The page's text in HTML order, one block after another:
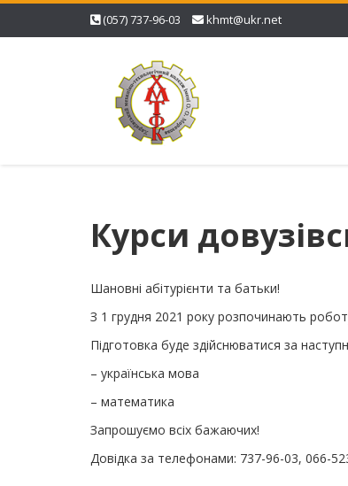
(057) 737-96-03 khmt@ukr.net
Курси
Шановні абітурієнти та батьки!
З 1 грудня 2021 року розпочинають
Підготовка буде здійснюватися за
– українська мова
– математика
Запрошуємо всіх бажаючих!
Довідка за телефонами: 737-96-03, 066-